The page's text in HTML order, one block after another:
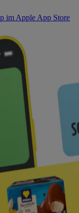
im Apple App Store